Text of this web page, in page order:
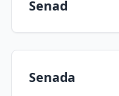
Senad
Senada